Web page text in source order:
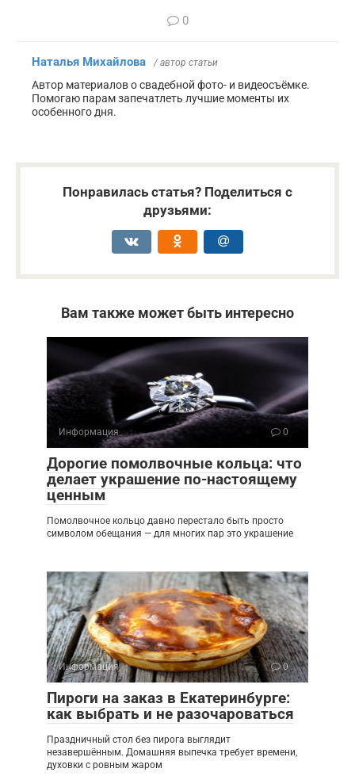
0
Наталья Михайлова / автор статьи
Автор материалов о свадебной фото- и видеосъёмке.
Помогаю парам запечатлеть лучшие моменты их
особенного дня.
Понравилась статья? Поделиться с
друзьями:
Вам также может быть интересно
Информация 0
Дорогие помолвочные кольца: что
делает украшение по-настоящему
ценным
Помолвочное кольцо давно перестало быть просто
символом обещания — для многих пар это украшение
Информация 0
Пироги на заказ в Екатеринбурге:
как выбрать и не разочароваться
Праздничный стол без пирога выглядит
незавершённым. Домашняя выпечка требует времени,
духовки с ровным жаром